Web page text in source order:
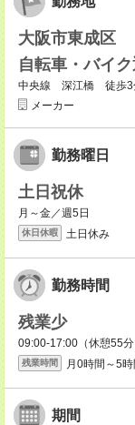
大阪市東成区
自転車・バイ
中央線 深江橋 徒歩
メーカー
勤務曜日
土日祝休
月～金／週5日
休日休暇 土日休み
勤務時間
残業少
09:00-17:00（休憩55分
残業時間 月0時間～5時
期間